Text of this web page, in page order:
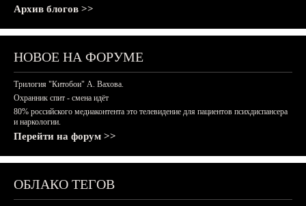
Архив блогов >>
НОВОЕ НА ФОРУМЕ
Трилогия "Китобои" А. Вахова.
Охранник спит - смена идёт
80% российского медиаконтента это телевидение для пациентов психдиспансера
и наркологии.
Перейти на форум >>
ОБЛАКО ТЕГОВ